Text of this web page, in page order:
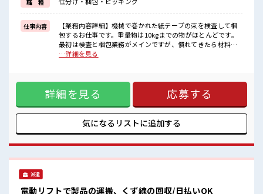
イチからスキルUP・ステップUP目指していきましょう！
≪自分に合った期間で働ける≫
福利厚生が整った派遣のお仕事です！
■職場の雰囲気
しっかり休める休憩室あり！
私物の置きすぎには注意が必要ですね★
土日祝休みなので、
ON/OFFの切替もしやすい！
職 種
仕事内容
【業務内容詳細】機械で巻かれた紙テープの束を検査して梱
包するお仕事です。重量物は10kgまでの物がほとんどです。
最初は検査と梱包業務がメインですが、慣れてきたら材料投
入も担当していただくことがあります。【取扱製品情報】電
は家族や友人と一緒にプライベート満喫！ ≪ラクラク制服ア
リ≫ 制服があるので、 毎日の服装の悩み解消♪ ≪未経験の方
も大カンゲイ≫ 新しいことにチャレンジするのは不安だけ
ど、 しっかり働く環境が整っています！ イチからスキルUP・
ステップUP目指していきましょう！ ≪自分に合った期間で働
ける≫ 福利厚生が整った派遣のお仕事です！ ■職場の雰囲気
職場にはロッカー完備！ 私物の置きすぎには注意が必要です
ね★ 土日祝休みなので、 ON/OFFの切替もしやすい！
…詳細を見る
詳細を見る 応募する
気になるリストに追加する
派遣
電動リフトで製品の運搬、くず線の回収/日払いOK